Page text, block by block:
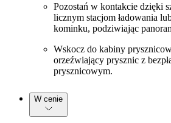
Pozostań w kontakcie dzięki
licznym stacjom ładowania
kominku, podziwiając
Wskocz do kabiny
orzeźwiający prysznic z
prysznicowym.
W cenie